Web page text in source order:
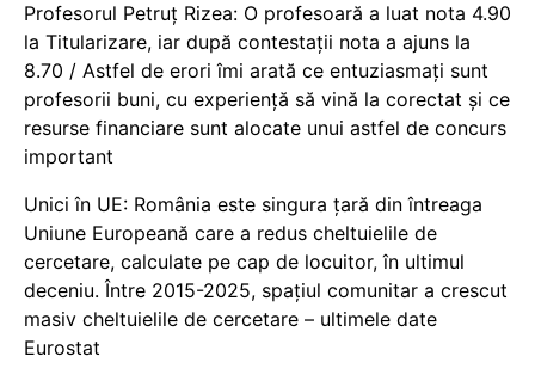
Profesorul Petruț Rizea: O profesoară a luat nota 4.90
la Titularizare, iar după contestații nota a ajuns la
8.70 / Astfel de erori îmi arată ce entuziasmați sunt
profesorii buni, cu experiență să vină la corectat și ce
resurse financiare sunt alocate unui astfel de concurs
important
Unici în UE: România este singura țară din întreaga
Uniune Europeană care a redus cheltuielile de
cercetare, calculate pe cap de locuitor, în ultimul
deceniu. Între 2015-2025, spațiul comunitar a crescut
masiv cheltuielile de cercetare – ultimele date
Eurostat